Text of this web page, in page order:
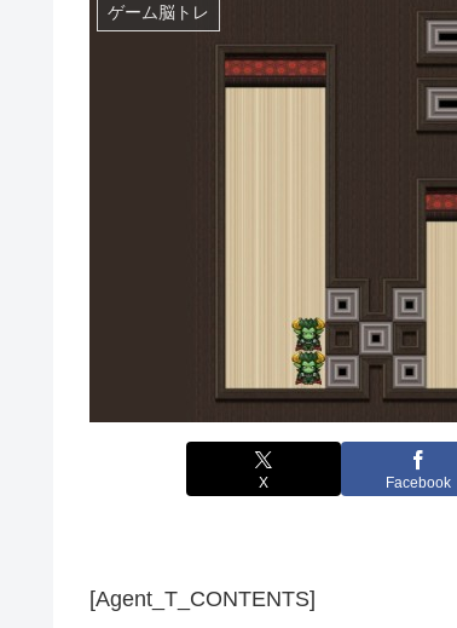
ゲーム脳トレ
X Facebook
[Agent_T_CONTENTS]